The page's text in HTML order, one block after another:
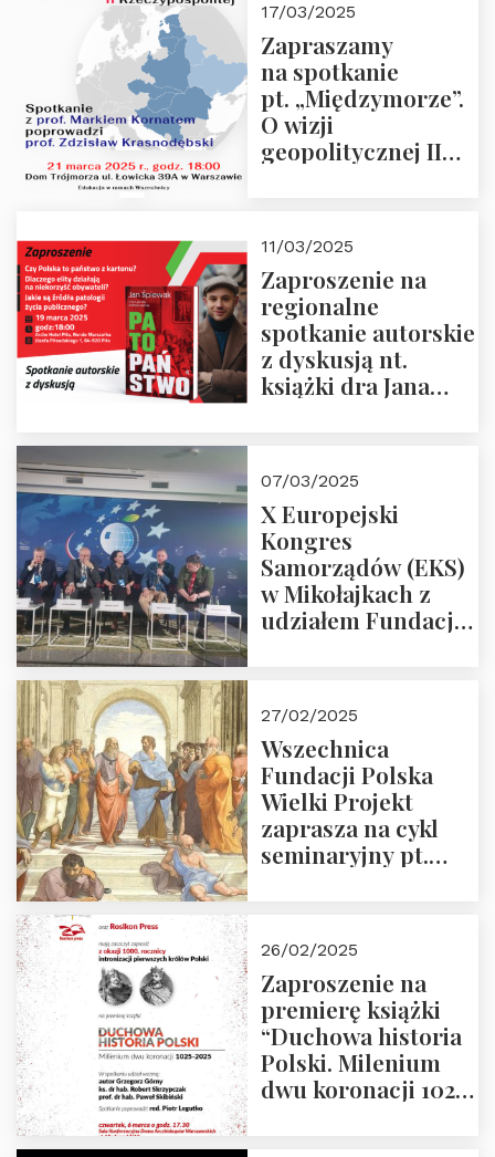
“Rosja-Niemcy…”
17/03/2025
Zapraszamy
na spotkanie
pt. „Międzymorze”.
O wizji
geopolitycznej II
i prof.
Krasnodębski
11/03/2025
Zaproszenie na
regionalne
spotkanie autorskie
z dyskusją nt.
książki dra Jana
07/03/2025
X Europejski
Kongres
Samorządów (EKS)
w Mikołajkach z
udziałem Fundacji
27/02/2025
Wszechnica
Fundacji Polska
Wielki Projekt
zaprasza na cykl
seminaryjny pt.
26/02/2025
Zaproszenie na
premierę książki
“Duchowa historia
Polski. Milenium
dwu koronacji 1025-